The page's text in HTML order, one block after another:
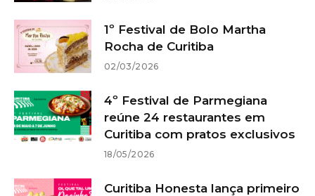
1º Festival de Bolo Martha
Rocha de Curitiba
02/03/2026
4º Festival de Parmegiana
reúne 24 restaurantes em
Curitiba com pratos exclusivos
18/05/2026
Curitiba Honesta lança primeiro